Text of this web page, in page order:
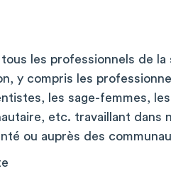
les professionnels de
y compris les
les sage-femmes,
etc. travaillant dans
ou auprès des